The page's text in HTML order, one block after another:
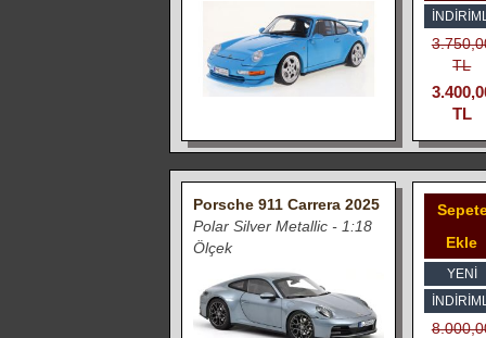
TL
TL
Porsche 911 Carrera 2025
Polar Silver Metallic - 1:18
Ölçek
Ekle
YENİ